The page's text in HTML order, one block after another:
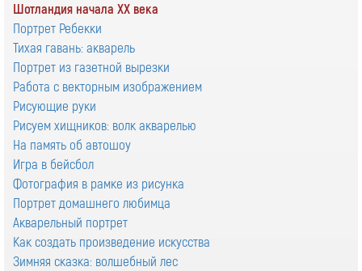
Шотландия начала XX века
Портрет Ребекки
Тихая гавань: акварель
Портрет из газетной вырезки
Работа с векторным изображением
Рисующие руки
Рисуем хищников: волк акварелью
На память об автошоу
Игра в бейсбол
Фотография в рамке из рисунка
Портрет домашнего любимца
Акварельный портрет
Как создать произведение искусства
Зимняя сказка: волшебный лес